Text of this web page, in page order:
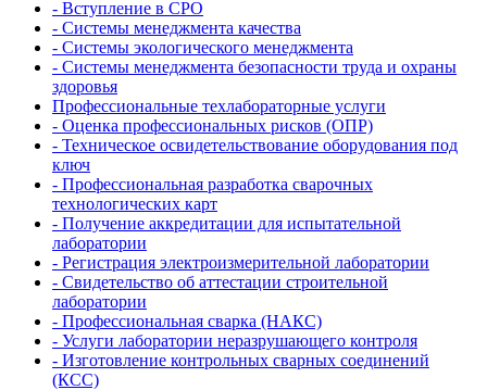
- Вступление в СРО
- Системы менеджмента качества
- Системы экологического менеджмента
- Системы менеджмента безопасности труда и охраны
здоровья
Профессиональные техлабораторные услуги
- Оценка профессиональных рисков (ОПР)
- Техническое освидетельствование оборудования под
ключ
- Профессиональная разработка сварочных
технологических карт
- Получение аккредитации для испытательной
лаборатории
- Регистрация электроизмерительной лаборатории
- Свидетельство об аттестации строительной
лаборатории
- Профессиональная сварка (НАКС)
- Услуги лаборатории неразрушающего контроля
- Изготовление контрольных сварных соединений
(КСС)